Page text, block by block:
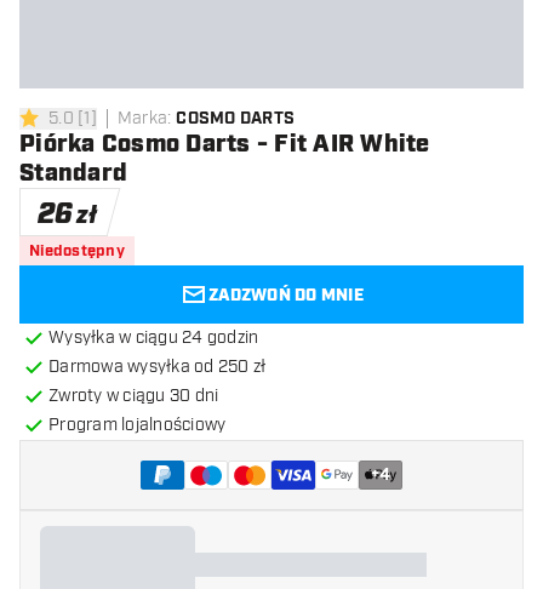
5 gwiazdki oceny
5.0 [1] Marka: COSMO DARTS
Piórka Cosmo Darts - Fit AIR White
Standard
26zł
Niedostępny
ZADZWOŃ DO MNIE
Wysyłka w ciągu 24 godzin
Darmowa wysyłka od 250 zł
Zwroty w ciągu 30 dni
Program lojalnościowy
+4